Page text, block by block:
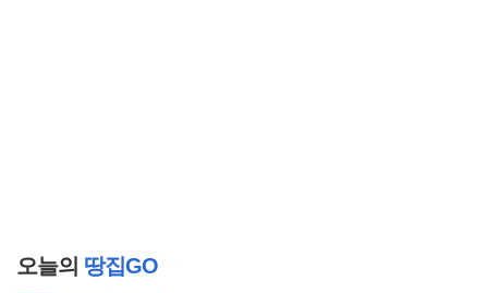
오늘의 땅집GO